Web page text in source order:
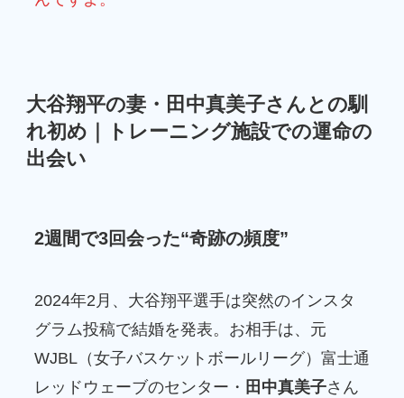
大谷翔平の妻・田中真美子さんとの馴
れ初め｜トレーニング施設での運命の
出会い
2週間で3回会った“奇跡の頻度”
2024年2月、大谷翔平選手は突然のインスタ
グラム投稿で結婚を発表。お相手は、元
WJBL（女子バスケットボールリーグ）富士通
レッドウェーブのセンター・ 田中真美子さん